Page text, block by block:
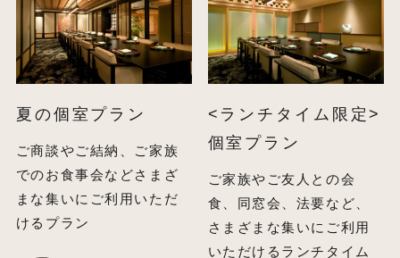
夏の個室プラン
ご商談やご結納、ご家族
でのお食事会などさまざ
まな集いにご利用いただ
けるプラン
<ランチタイム限定>
個室プラン
ご家族やご友人との会
食、同窓会、法要など、
さまざまな集いにご利用
いただけるランチタイム